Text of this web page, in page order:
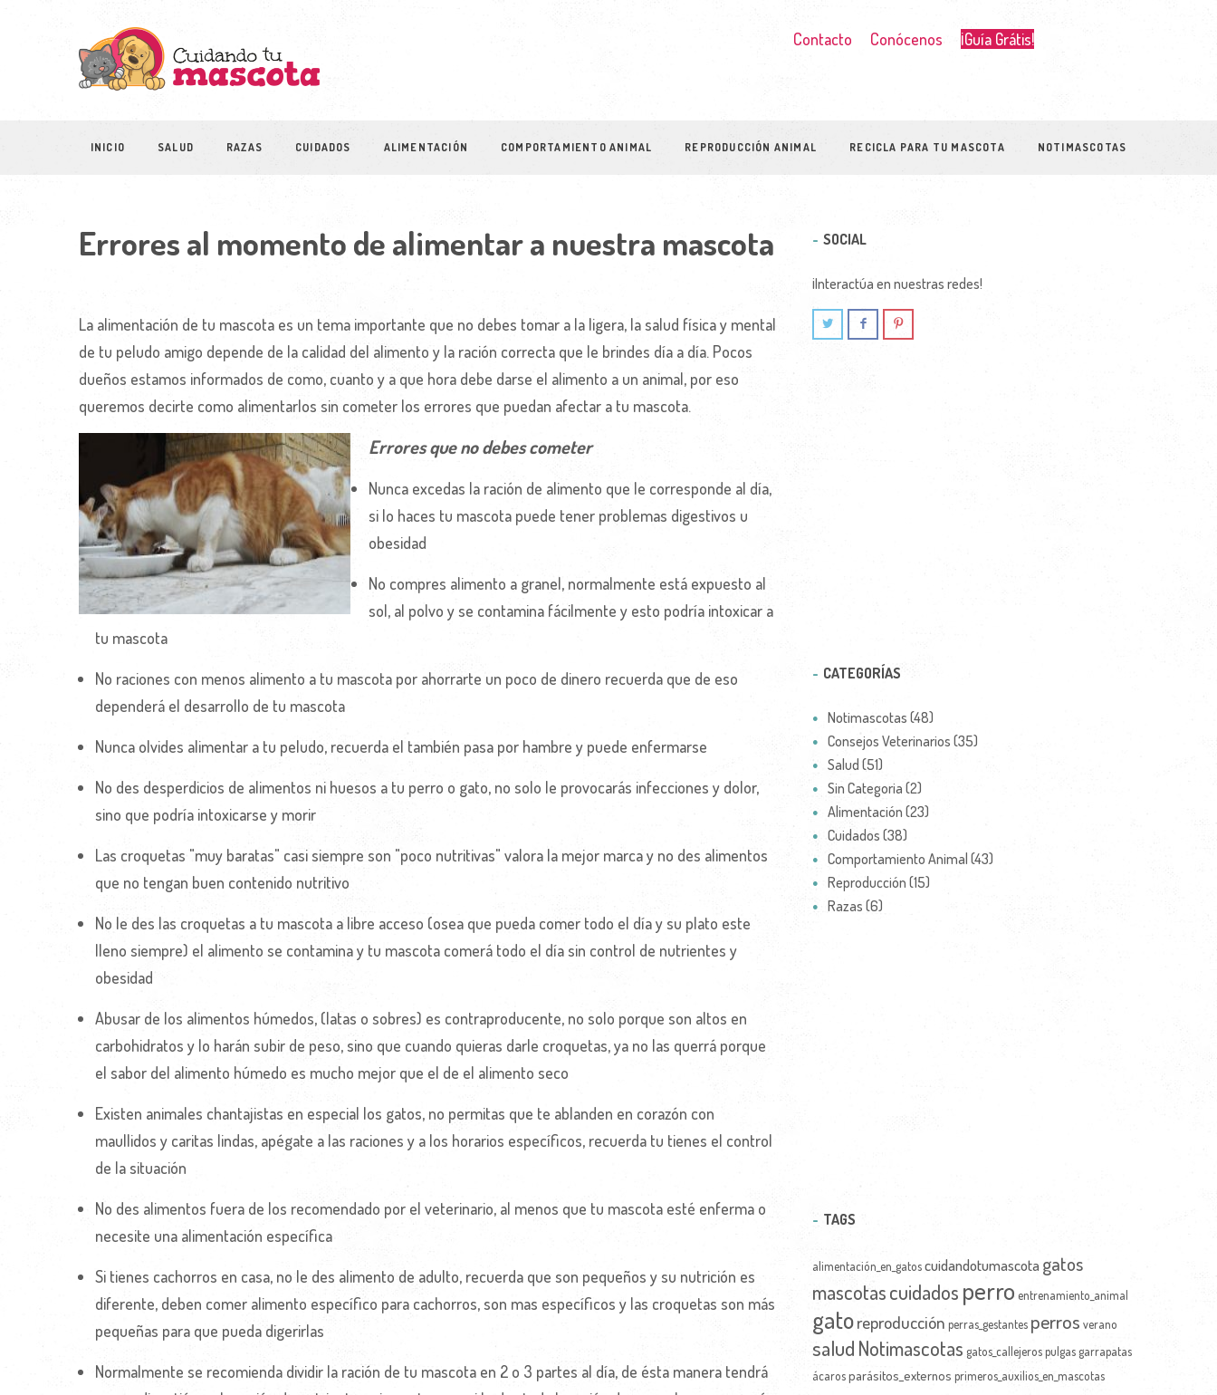
Contacto Conócenos ¡Guía Grátis!
INICIO SALUD RAZAS CUIDADOS ALIMENTACIÓN COMPORTAMIENTO ANIMAL REPRODUCCIÓN ANIMAL RECICLA PARA TU MASCOTA NOTIMASCOTAS
Errores al momento de alimentar a nuestra mascota
La alimentación de tu mascota es un tema importante que no debes tomar a la ligera, la salud física y mental
de tu peludo amigo depende de la calidad del alimento y la ración correcta que le brindes día a día. Pocos
dueños estamos informados de como, cuanto y a que hora debe darse el alimento a un animal, por eso
queremos decirte como alimentarlos sin cometer los errores que puedan afectar a tu mascota.
Errores que no debes cometer
Nunca excedas la ración de alimento que le corresponde al día,
si lo haces tu mascota puede tener problemas digestivos u
obesidad
No compres alimento a granel, normalmente está expuesto al
sol, al polvo y se contamina fácilmente y esto podría intoxicar a
tu mascota
No raciones con menos alimento a tu mascota por ahorrarte un poco de dinero recuerda que de eso
dependerá el desarrollo de tu mascota
Nunca olvides alimentar a tu peludo, recuerda el también pasa por hambre y puede enfermarse
No des desperdicios de alimentos ni huesos a tu perro o gato, no solo le provocarás infecciones y dolor,
sino que podría intoxicarse y morir
Las croquetas "muy baratas" casi siempre son "poco nutritivas" valora la mejor marca y no des alimentos
que no tengan buen contenido nutritivo
No le des las croquetas a tu mascota a libre acceso (osea que pueda comer todo el día y su plato este
lleno siempre) el alimento se contamina y tu mascota comerá todo el día sin control de nutrientes y
obesidad
Abusar de los alimentos húmedos, (latas o sobres) es contraproducente, no solo porque son altos en
carbohidratos y lo harán subir de peso, sino que cuando quieras darle croquetas, ya no las querrá porque
el sabor del alimento húmedo es mucho mejor que el de el alimento seco
Existen animales chantajistas en especial los gatos, no permitas que te ablanden en corazón con
maullidos y caritas lindas, apégate a las raciones y a los horarios específicos, recuerda tu tienes el control
de la situación
No des alimentos fuera de los recomendado por el veterinario, al menos que tu mascota esté enferma o
necesite una alimentación específica
Si tienes cachorros en casa, no le des alimento de adulto, recuerda que son pequeños y su nutrición es
diferente, deben comer alimento específico para cachorros, son mas específicos y las croquetas son más
pequeñas para que pueda digerirlas
Normalmente se recomienda dividir la ración de tu mascota en 2 o 3 partes al día, de ésta manera tendrá
SOCIAL
¡Interactúa en nuestras redes!
CATEGORÍAS
Notimascotas (48)
Consejos Veterinarios (35)
Salud (51)
Sin Categoria (2)
Alimentación (23)
Cuidados (38)
Comportamiento Animal (43)
Reproducción (15)
Razas (6)
TAGS
alimentación_en_gatoscuidandotumascota gatos
mascotascuidados perro entrenamiento_animal
gatoreproducción perras_gestantes perros verano
salud Notimascotas gatos_callejerospulgas garrapatas
ácarosparásitos_externos primeros_auxilios_en_mascotas